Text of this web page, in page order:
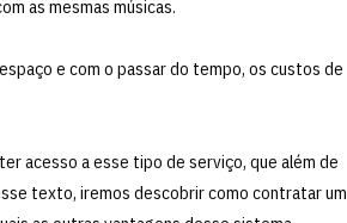
as mesmas músicas.
e com o passar do tempo, os custos de
acesso a esse tipo de serviço, que além de
texto, iremos descobrir como contratar um